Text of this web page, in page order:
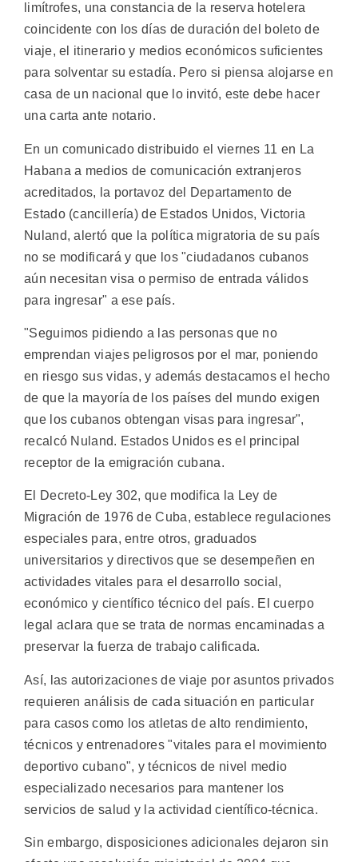
limítrofes, una constancia de la reserva hotelera
coincidente con los días de duración del boleto de
viaje, el itinerario y medios económicos suficientes
para solventar su estadía. Pero si piensa alojarse en
casa de un nacional que lo invitó, este debe hacer
una carta ante notario.
En un comunicado distribuido el viernes 11 en La
Habana a medios de comunicación extranjeros
acreditados, la portavoz del Departamento de
Estado (cancillería) de Estados Unidos, Victoria
Nuland, alertó que la política migratoria de su país
no se modificará y que los "ciudadanos cubanos
aún necesitan visa o permiso de entrada válidos
para ingresar" a ese país.
"Seguimos pidiendo a las personas que no
emprendan viajes peligrosos por el mar, poniendo
en riesgo sus vidas, y además destacamos el hecho
de que la mayoría de los países del mundo exigen
que los cubanos obtengan visas para ingresar",
recalcó Nuland. Estados Unidos es el principal
receptor de la emigración cubana.
El Decreto-Ley 302, que modifica la Ley de
Migración de 1976 de Cuba, establece regulaciones
especiales para, entre otros, graduados
universitarios y directivos que se desempeñen en
actividades vitales para el desarrollo social,
económico y científico técnico del país. El cuerpo
legal aclara que se trata de normas encaminadas a
preservar la fuerza de trabajo calificada.
Así, las autorizaciones de viaje por asuntos privados
requieren análisis de cada situación en particular
para casos como los atletas de alto rendimiento,
técnicos y entrenadores "vitales para el movimiento
deportivo cubano", y técnicos de nivel medio
especializado necesarios para mantener los
servicios de salud y la actividad científico-técnica.
Sin embargo, disposiciones adicionales dejaron sin